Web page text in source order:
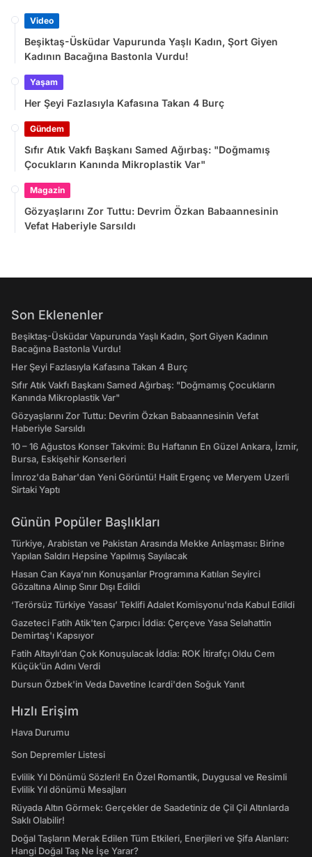
Video
Beşiktaş-Üsküdar Vapurunda Yaşlı Kadın, Şort Giyen
Kadının Bacağına Bastonla Vurdu!
Yaşam
Her Şeyi Fazlasıyla Kafasına Takan 4 Burç
Gündem
Sıfır Atık Vakfı Başkanı Samed Ağırbaş: "Doğmamış
Çocukların Kanında Mikroplastik Var"
Magazin
Gözyaşlarını Zor Tuttu: Devrim Özkan Babaannesinin
Vefat Haberiyle Sarsıldı
Son Eklenenler
Beşiktaş-Üsküdar Vapurunda Yaşlı Kadın, Şort Giyen Kadının
Bacağına Bastonla Vurdu!
Her Şeyi Fazlasıyla Kafasına Takan 4 Burç
Sıfır Atık Vakfı Başkanı Samed Ağırbaş: "Doğmamış Çocukların
Kanında Mikroplastik Var"
Gözyaşlarını Zor Tuttu: Devrim Özkan Babaannesinin Vefat
Haberiyle Sarsıldı
10 – 16 Ağustos Konser Takvimi: Bu Haftanın En Güzel Ankara, İzmir,
Bursa, Eskişehir Konserleri
İmroz'da Bahar'dan Yeni Görüntü! Halit Ergenç ve Meryem Uzerli
Sirtaki Yaptı
Günün Popüler Başlıkları
Türkiye, Arabistan ve Pakistan Arasında Mekke Anlaşması: Birine
Yapılan Saldırı Hepsine Yapılmış Sayılacak
Hasan Can Kaya’nın Konuşanlar Programına Katılan Seyirci
Gözaltına Alınıp Sınır Dışı Edildi
‘Terörsüz Türkiye Yasası’ Teklifi Adalet Komisyonu'nda Kabul Edildi
Gazeteci Fatih Atik'ten Çarpıcı İddia: Çerçeve Yasa Selahattin
Demirtaş'ı Kapsıyor
Fatih Altaylı’dan Çok Konuşulacak İddia: ROK İtirafçı Oldu Cem
Küçük’ün Adını Verdi
Dursun Özbek'in Veda Davetine Icardi'den Soğuk Yanıt
Hızlı Erişim
Hava Durumu
Son Depremler Listesi
Evlilik Yıl Dönümü Sözleri! En Özel Romantik, Duygusal ve Resimli
Evlilik Yıl dönümü Mesajları
Rüyada Altın Görmek: Gerçekler de Saadetiniz de Çil Çil Altınlarda
Saklı Olabilir!
Doğal Taşların Merak Edilen Tüm Etkileri, Enerjileri ve Şifa Alanları:
Hangi Doğal Taş Ne İşe Yarar?